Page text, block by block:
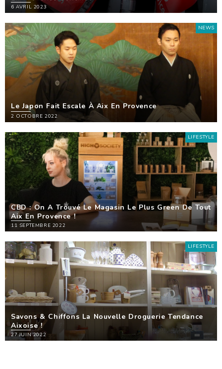
6 AVRIL 2023
NEWS
Le Japon Fait Escale À Aix En Provence
2 OCTOBRE 2022
LIFESTYLE
CBD : On A Trouvé Le Magasin Le Plus Green De Tout
Aix En Provence !
11 SEPTEMBRE 2022
LIFESTYLE
Savons & Chiffons La Nouvelle Droguerie Tendance
Aixoise !
27 JUIN 2022